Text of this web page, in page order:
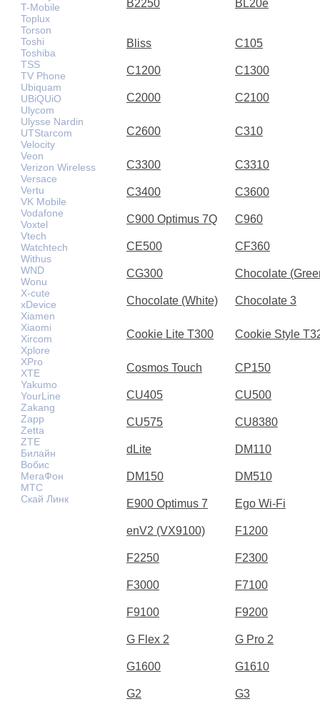
T-Mobile
Toplux
Torson
Toshi
Toshiba
TSS
TV Phone
Ubiquam
UBiQUiO
Ulycom
Ulysse Nardin
UTStarcom
Velocity
Veon
Verizon Wireless
Versace
Vertu
VK Mobile
Vodafone
Voxtel
Vtech
Watchtech
Withus
WND
Wonu
X-cute
xDevice
Xiamen
Xiaomi
Xircom
Xplore
XPro
XTE
Yakumo
YourLine
Zakang
Zapp
Zetta
ZTE
Билайн
Вобис
МегаФон
МТС
Скай Линк
B2250 BL20e
Bliss C105
C1200 C1300
C2000 C2100
C2600 C310
C3300 C3310
C3400 C3600
C900 Optimus 7Q C960
CE500 CF360
CG300 Chocolate
Chocolate (White) Chocolate 3
Cookie Lite T300 Cookie Style
Cosmos Touch CP150
CU405 CU500
CU575 CU8380
dLite DM110
DM150 DM510
E900 Optimus 7 Ego Wi-Fi
enV2 (VX9100) F1200
F2250 F2300
F3000 F7100
F9100 F9200
G Flex 2 G Pro 2
G1600 G1610
G2 G3